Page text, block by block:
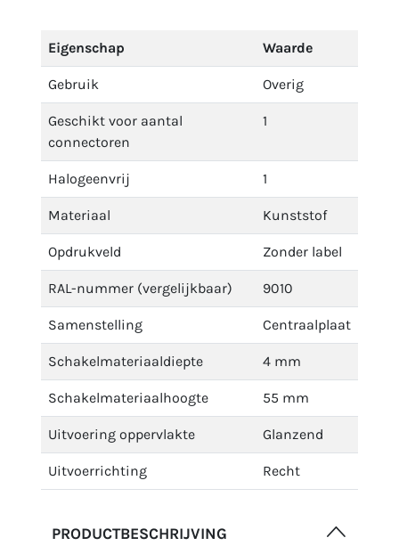
Eigenschap Waarde
Gebruik Overig
Geschikt voor aantal
connectoren
1
Halogeenvrij 1
Materiaal Kunststof
Opdrukveld Zonder label
RAL-nummer (vergelijkbaar) 9010
Samenstelling Centraalplaat
Schakelmateriaaldiepte 4 mm
Schakelmateriaalhoogte 55 mm
Uitvoering oppervlakte Glanzend
Uitvoerrichting Recht
PRODUCTBESCHRIJVING